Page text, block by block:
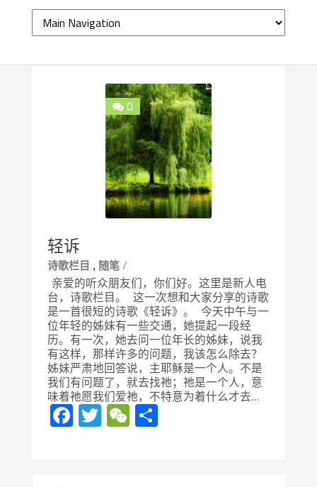
0
轻诉
诗歌栏目 , 随笔/
亲爱的听众朋友们，你们好。这里是新人电
台，诗歌栏目。 这一次想和大家分享的诗歌
是一首很短的诗歌《轻诉》。 今天中午与一
位年轻的姊妹有一些交通，她提起一段经
历。有一次，她去问一位年长的姊妹，说我
有这样，那样许多的问题，我该怎么除去？
姊妹严肃地回答说，主耶稣是一个人。不是
我们有问题了，就去找祂；祂是一个人，意
味着祂愿我们爱祂，不特意为着什么才去…
Facebook
TwitterWeChat